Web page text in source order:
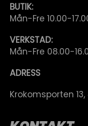
BUTIK:
Mån-Fre 10.00-
VERKSTAD:
Mån-Fre 08.00-
ADRESS
Krokomsporten 13,